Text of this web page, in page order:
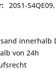
20S1-
innerhalb
von 24h